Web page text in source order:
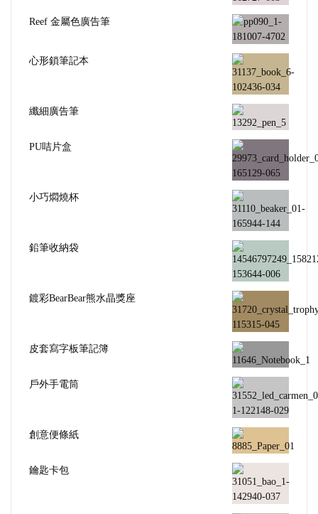
Reef 金屬色廣告筆
心形鎖筆記本
纖細廣告筆
PU咭片盒
小巧燜燒杯
鉛筆收納袋
鍍彩BearBear熊水晶獎座
皮套寫字板筆記簿
戶外手電筒
創意便條紙
鑰匙卡包